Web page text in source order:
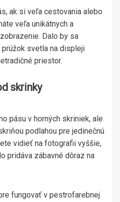
ak si veľa cestovania alebo
veľa unikátnych a
Dalo by sa
svetla na displeji
priestor.
skrinky
pásu v horných skriniek, ale
podlahou pre jedinečnú
vidieť na fotografii vyššie,
pridáva zábavné dôraz na
fungovať v pestrofarebnej